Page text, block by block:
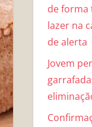
de forma
lazer na
de alerta
Jovem